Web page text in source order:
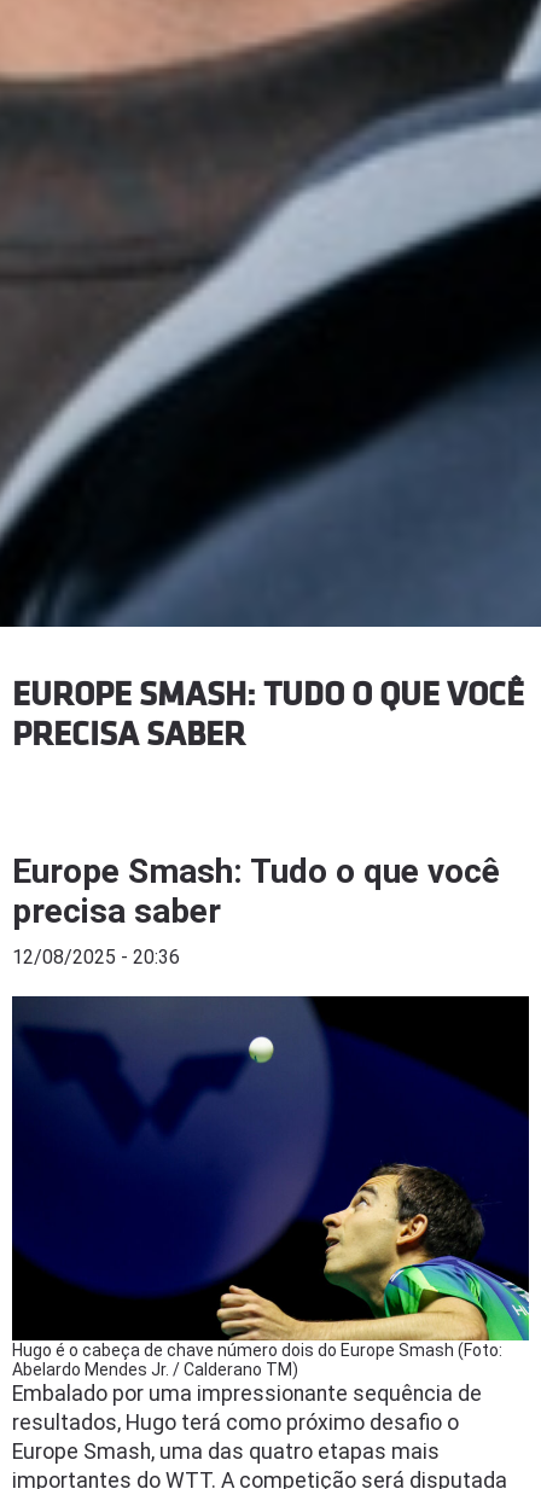
EUROPE SMASH: TUDO O QUE VOCÊ
PRECISA SABER
Europe Smash: Tudo o que você
precisa saber
12/08/2025 - 20:36
Hugo é o cabeça de chave número dois do Europe Smash (Foto:
Abelardo Mendes Jr. / Calderano TM)
Embalado por uma impressionante sequência de
resultados, Hugo terá como próximo desafio o
Europe Smash, uma das quatro etapas mais
importantes do WTT. A competição será disputada